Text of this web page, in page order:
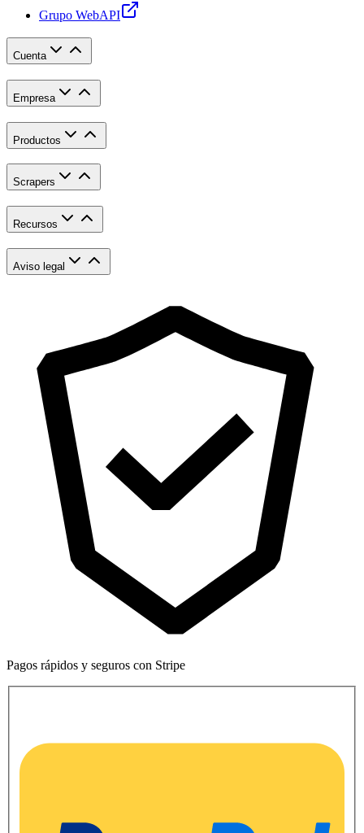
Grupo WebAPI
Cuenta
Empresa
Productos
Scrapers
Recursos
Aviso legal
Pagos rápidos y seguros con Stripe